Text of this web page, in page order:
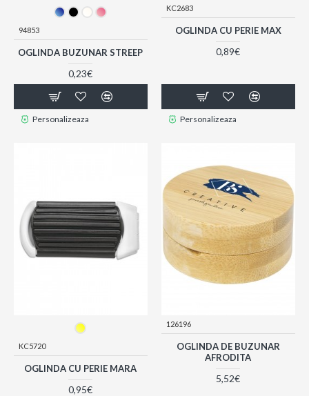
94853
OGLINDA BUZUNAR STREEP
0,23€
Personalizeaza
KC2683
OGLINDA CU PERIE MAX
0,89€
Personalizeaza
KC5720
OGLINDA CU PERIE MARA
0,95€
126196
OGLINDA DE BUZUNAR
AFRODITA
5,52€